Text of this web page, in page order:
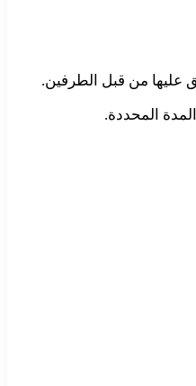
عليها من قبل الطرفين.
المحددة.